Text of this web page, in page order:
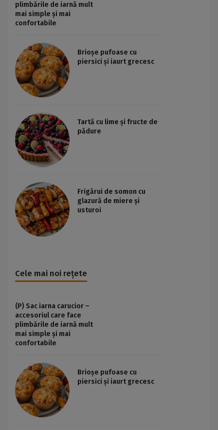
plimbările de iarnă mult
mai simple și mai
confortabile
Brioșe pufoase cu
piersici și iaurt grecesc
Tartă cu lime și fructe de
pădure
Frigărui de somon cu
glazură de miere și
usturoi
Cele mai noi rețete
(P) Sac iarna carucior –
accesoriul care face
plimbările de iarnă mult
mai simple și mai
confortabile
Brioșe pufoase cu
piersici și iaurt grecesc